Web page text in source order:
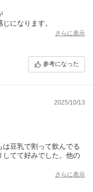
になります。
さらに表示
参考になった
2025/10/13
豆乳で割って飲んでる
てて好みでした。他の
さらに表示